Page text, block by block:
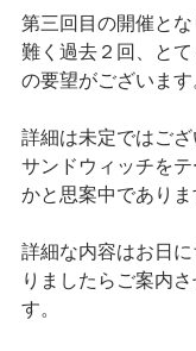
第三回目の開催と
難く過去２回、と
の要望がございます
詳細は未定ではご
サンドウィッチを
かと思案中でありま
詳細な内容はお日
りましたらご案内
す。